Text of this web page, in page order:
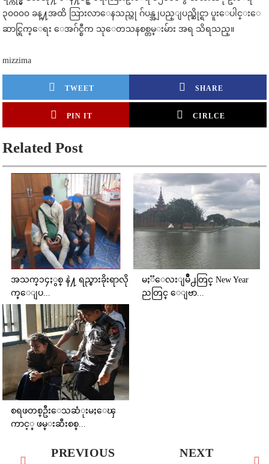
၃၀၀၀၀ ခန္႔အထိ သြားလာေနသည္ဟု ဂ်ပန္အျပည္ျပည္ဆိုင္ရာ ပူးေပါင္းေ
ဆာင္ရြက္ေရး ေအဂ်င္စီက သုေတသနစစ္တမ္းမ်ား အရ သိရသည္။
mizzima
TWEET SHARE
PIN IT CIRLCE
Related Post
အသက္၁၄ႏွစ္ နဲ႔ ရည္စားခိုးရာလို
က္ေျပ...
မႏၱေလးျမိဳ႕တြင္ New Year
ညတြင္ ေျဗာ...
စရဖတစ္ဦးေသဆံုးမႈေၾ
ကာင့္ ဖမ္းဆီးစစ္...
NEXT
PREVIOUS